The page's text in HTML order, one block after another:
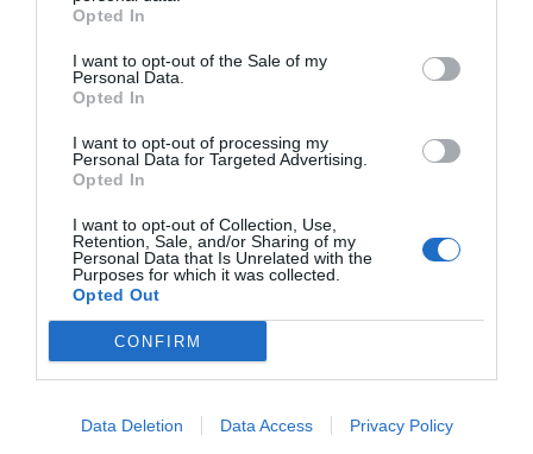
Opted In
I want to opt-out of the Sale of my
Personal Data.
Opted In
I want to opt-out of processing my
Personal Data for Targeted Advertising.
Opted In
I want to opt-out of Collection, Use,
Retention, Sale, and/or Sharing of my
Personal Data that Is Unrelated with the
Purposes for which it was collected.
Opted Out
CONFIRM
Data Deletion Data Access Privacy Policy
1 2 3
ZAS DESDE 1999
Casi 3 décadas vistiendo almas libres con piezas
auténticas traídas directamente de origen.
Ver detalles›
Sigue explorando